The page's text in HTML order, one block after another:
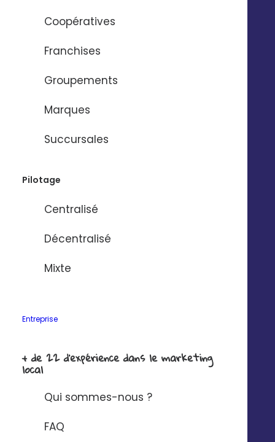
Coopératives
Franchises
Groupements
Marques
Succursales
Pilotage
Centralisé
Décentralisé
Mixte
Entreprise
+ de 22 d'expérience dans le marketing
local
Qui sommes-nous ?
FAQ
Déployez et gérez toutes
vos campagnes drive to
les zones de chalandise de vos points de
venir vous rendre visite.
Contextualisez vos
plus de trafic vers vos
points de vente